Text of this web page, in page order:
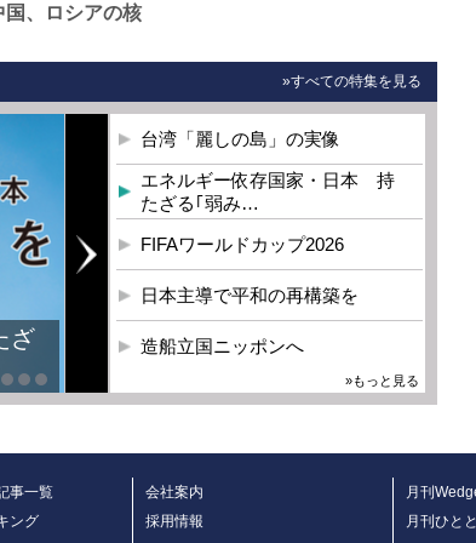
、ロシアの核
»すべての特集を見る
ざ
台湾「麗しの島」の実像
エネルギー依存国家・日本 持
たざる｢弱み…
FIFAワールドカップ2026
日本主導で平和の再構築を
造船立国ニッポンへ
»もっと見る
事一覧
ング
会社案内
採用情報
月刊
月刊ひと